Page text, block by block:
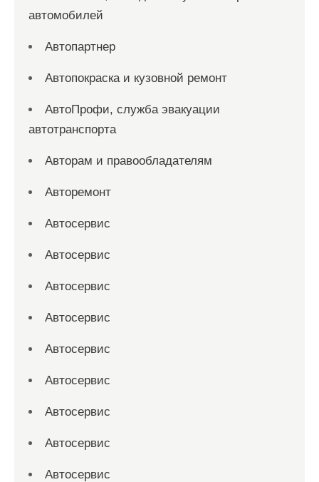
автомобилей
Автопартнер
Автопокраска и кузовной ремонт
АвтоПрофи, служба эвакуации
автотранспорта
Авторам и правообладателям
Авторемонт
Автосервис
Автосервис
Автосервис
Автосервис
Автосервис
Автосервис
Автосервис
Автосервис
Автосервис